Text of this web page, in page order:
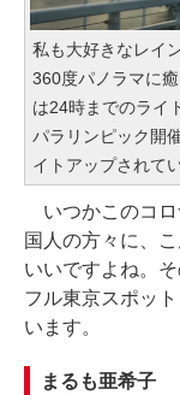
私も大好きなレイ
360度パノラマに
は24時までのライ
パラリンピック開
イトアップされて
いつかこのコロ
国人の方々に、
いいですよね。
フル東京スポッ
います。
まるも亜希子